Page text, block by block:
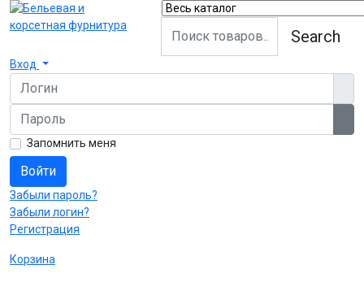
Search
Вход
Логин
Пароль
Запомнить меня
Войти
Забыли пароль?
Забыли логин?
Регистрация
Корзина